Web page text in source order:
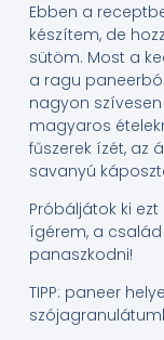
Ebben a
készítem, de
sütöm. Most a
a ragu
nagyon
magyaros
fűszerek ízét, az
savanyú
Próbáljátok ki
ígérem, a
panaszkodni!
TIPP: paneer